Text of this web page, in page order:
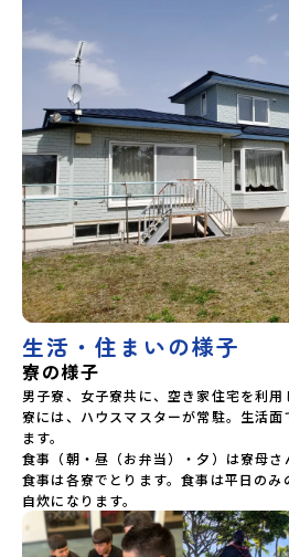
あるご質問その他、よくあるご質問
認ください。運営団体について＜プ
法人地域・教育魅力化プラットフォ
あふれる持続可能な地域・社会をつ
掲げ、2017年3月に島根県に設立し
本全国約200の高校と連携しながら
越えて生徒一人ひとりの夢や価値観
3年間過ごすことができるシステム
めとした、教育事業や地域活性モデ
す。名 称：一般財団法人地域・教
ム設 立：2017年3月代表者：岩本
島根県松江市東本町二丁目25-6 み
地公式HP：http://c-
小川・小原E-mail：
体験」のプログラム開催情報を公式
登録ください♪地域みらい留学公式
生活・住まいの様子
寮の様子
男子寮、女子寮共に、空き家住宅を利用
寮には、ハウスマスターが常駐。生活
ます。
食事（朝・昼（お弁当）・夕）は寮母
食事は各寮でとります。食事は平日の
自炊になります。